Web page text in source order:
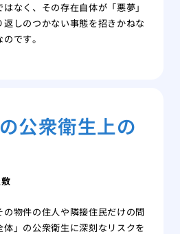
なく、その存在自体が「悪夢」
しのつかない事態を招きかねな
です。
公衆衛生上の
物件の住人や隣接住民だけの問
」の公衆衛生に深刻なリスクを